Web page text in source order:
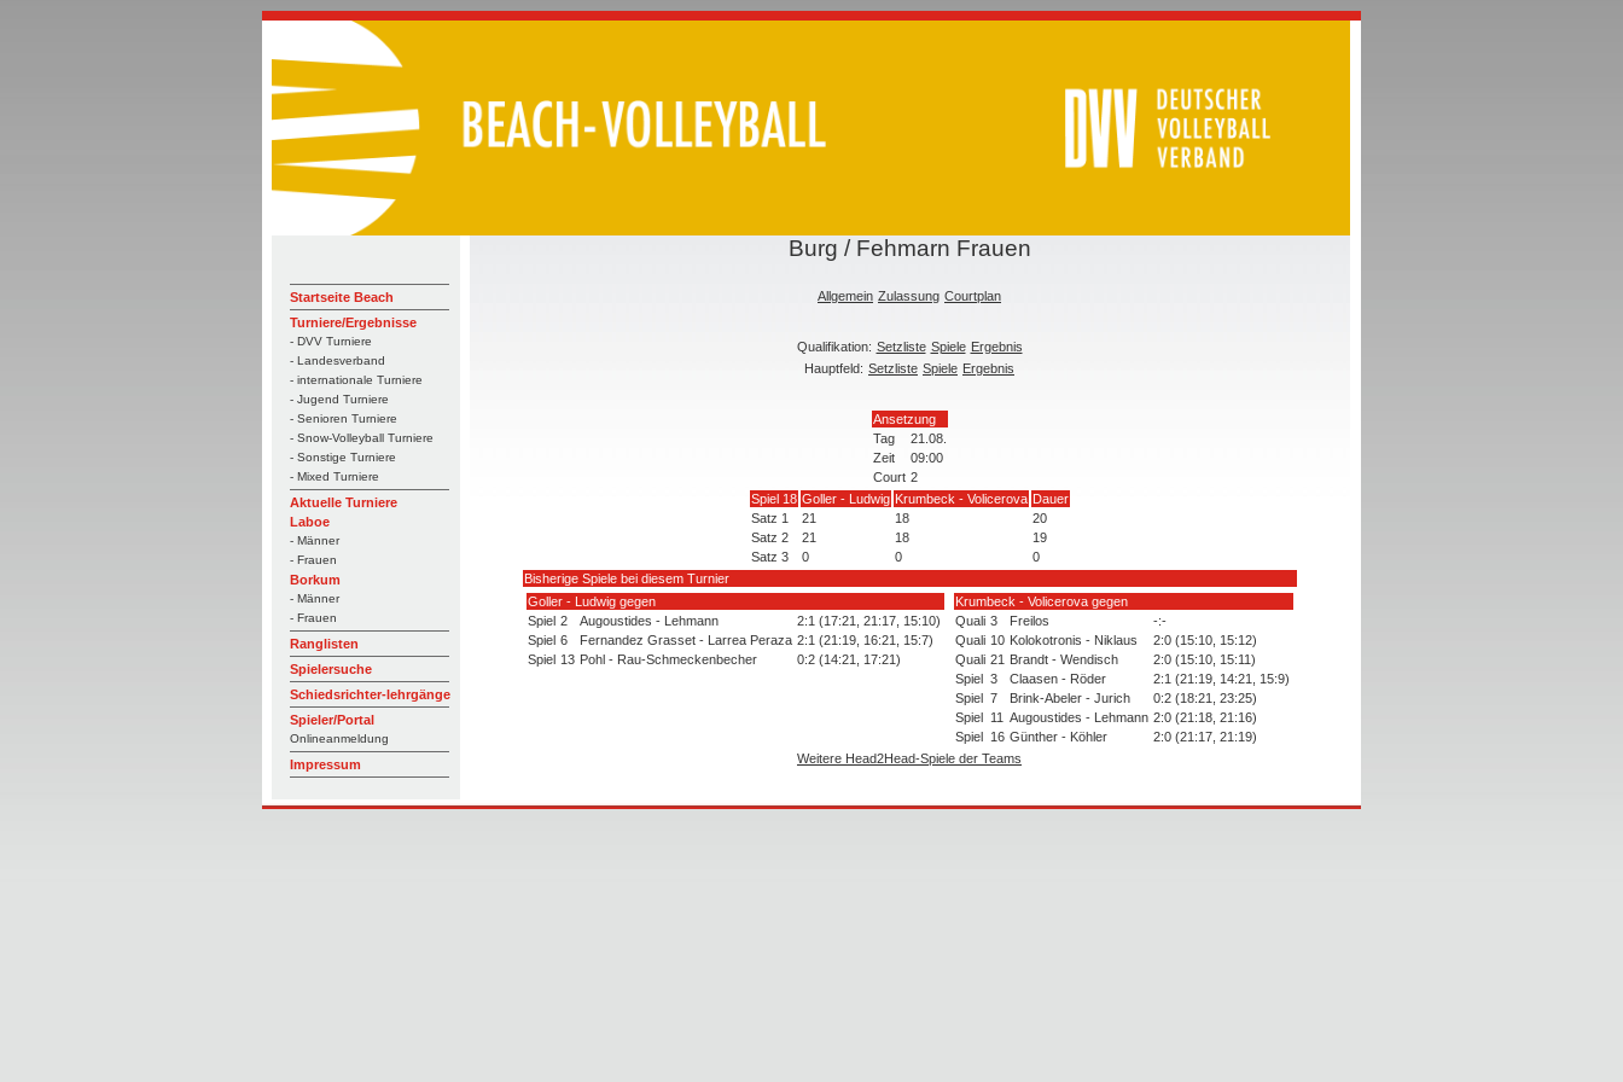
Startseite Beach
Turniere/Ergebnisse
- DVV Turniere
- Landesverband
- internationale Turniere
- Jugend Turniere
- Senioren Turniere
- Snow-Volleyball Turniere
- Sonstige Turniere
- Mixed Turniere
Aktuelle Turniere
Laboe
- Männer
- Frauen
Borkum
- Männer
- Frauen
Ranglisten
Spielersuche
Schiedsrichter-lehrgänge
Spieler/Portal
Onlineanmeldung
Impressum
Burg / Fehmarn Frauen
Allgemein Zulassung Courtplan
Qualifikation: Setzliste Spiele Ergebnis
Hauptfeld: Setzliste Spiele Ergebnis
Ansetzung
Tag
21.08.
Zeit
09:00
Court 2
Spiel 18 Goller - Ludwig Krumbeck - Volicerova Dauer
Satz 1
21 18
20
Satz 2
21 18
19
Satz 3
0 0
0
Bisherige Spiele bei diesem Turnier
Goller - Ludwig gegen
Spiel 2 Augoustides - Lehmann
2:1 (17:21, 21:17, 15:10)
Spiel 6 Fernandez Grasset - Larrea Peraza 2:1 (21:19, 16:21, 15:7)
Spiel 13 Pohl - Rau-Schmeckenbecher 0:2 (14:21, 17:21)
Krumbeck - Volicerova gegen
Quali 3 Freilos
-:-
Quali 10 Kolokotronis - Niklaus
2:0 (15:10, 15:12)
Quali 21 Brandt - Wendisch
2:0 (15:10, 15:11)
Spiel 3 Claasen - Röder
2:1 (21:19, 14:21, 15:9)
Spiel 7 Brink-Abeler - Jurich
0:2 (18:21, 23:25)
Spiel
11 Augoustides - Lehmann 2:0 (21:18, 21:16)
Spiel
16 Günther - Köhler
2:0 (21:17, 21:19)
Weitere Head2Head-Spiele der Teams